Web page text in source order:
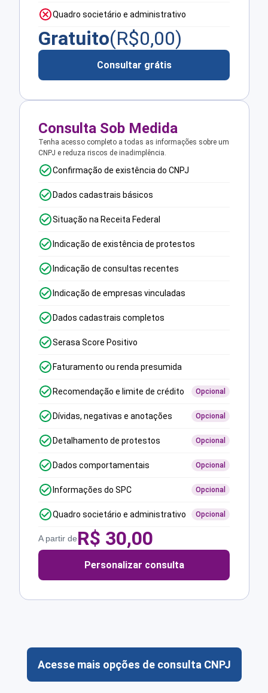
Quadro societário e administrativo
Gratuito(R$0,00)
Consultar grátis
Consulta Sob Medida
Tenha acesso completo a todas as informações sobre um
CNPJ e reduza riscos de inadimplência.
Confirmação de existência do CNPJ
Dados cadastrais básicos
Situação na Receita Federal
Indicação de existência de protestos
Indicação de consultas recentes
Indicação de empresas vinculadas
Dados cadastrais completos
Serasa Score Positivo
Faturamento ou renda presumida
Recomendação e limite de crédito Opcional
Dívidas, negativas e anotações Opcional
Detalhamento de protestos Opcional
Dados comportamentais Opcional
Informações do SPC Opcional
Quadro societário e administrativo Opcional
A partir deR$ 30,00
Personalizar consulta
Acesse mais opções de consulta CNPJ